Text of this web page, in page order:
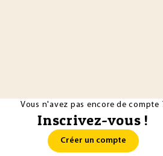
Vous n'avez pas encore de compte
Inscrivez-vous !
Créer un compte